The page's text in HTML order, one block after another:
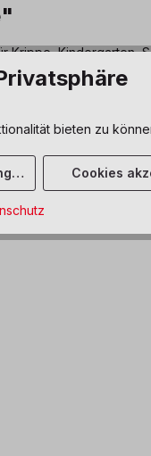
Kindergarten,
Kippsicherheit.
bieten zu
Cookies